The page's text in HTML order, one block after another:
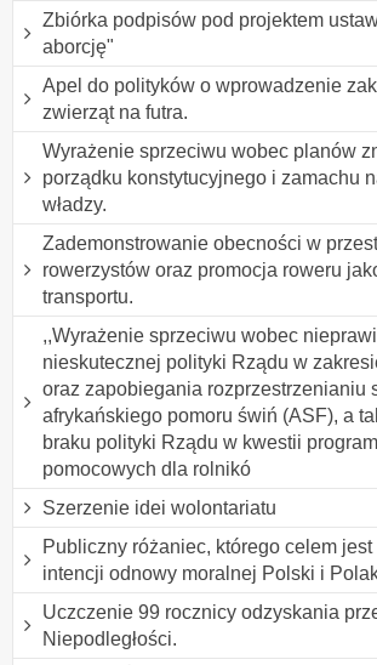
Zbiórka podpisów pod projektem
aborcję"
Apel do polityków o wprowadzenie
zwierząt na futra.
Wyrażenie sprzeciwu wobec planów
porządku konstytucyjnego i zamachu
władzy.
Zademonstrowanie obecności w
rowerzystów oraz promocja roweru
transportu.
,,Wyrażenie sprzeciwu wobec
nieskutecznej polityki Rządu w
oraz zapobiegania rozprzestrzenianiu
afrykańskiego pomoru świń (ASF), a
braku polityki Rządu w kwestii
pomocowych dla rolnikó
Szerzenie idei wolontariatu
Publiczny różaniec, którego celem
intencji odnowy moralnej Polski i
Uczczenie 99 rocznicy odzyskania
Niepodległości.